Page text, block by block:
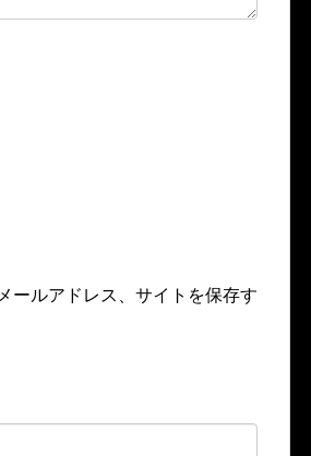
ールアドレス、サイトを保存す